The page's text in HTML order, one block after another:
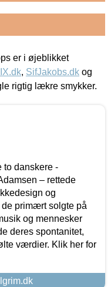
er i øjeblikket
, SifJakobs.dk og
rigtig lækre smykker.
to danskere -
– rettede
og
primært solgte på
og mennesker
deres spontanitet,
værdier. Klik her for